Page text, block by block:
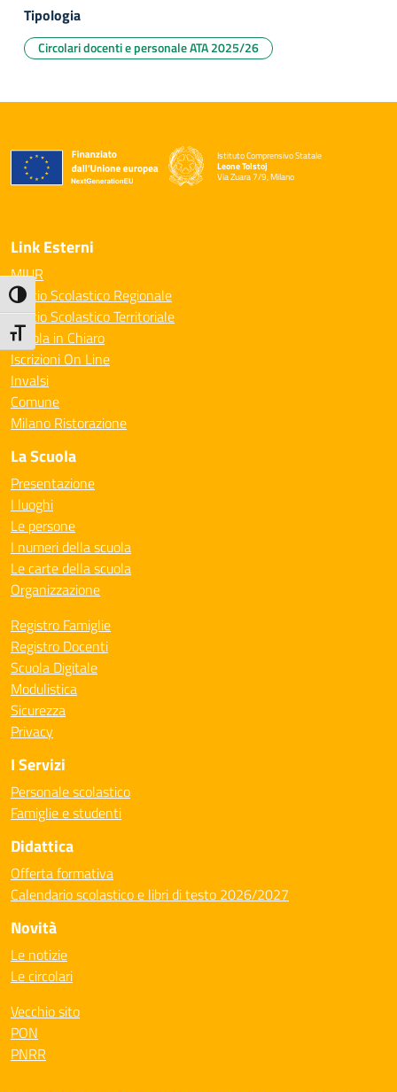
Attiva/disattiva alto contrasto
Attiva/disattiva dimensione testo
Tipologia
Circolari docenti e personale ATA 2025/26
Istituto Comprensivo Statale
Leone Tolstoj
Via Zuara 7/9, Milano
— Visita la pagina iniziale della scuola
Link Esterni
MIUR
Ufficio Scolastico Regionale
Ufficio Scolastico Territoriale
Scuola in Chiaro
Iscrizioni On Line
Invalsi
Comune
Milano Ristorazione
La Scuola
Presentazione
I luoghi
Le persone
I numeri della scuola
Le carte della scuola
Organizzazione
Registro Famiglie
Registro Docenti
Scuola Digitale
Modulistica
Sicurezza
Privacy
I Servizi
Personale scolastico
Famiglie e studenti
Didattica
Offerta formativa
Calendario scolastico e libri di testo 2026/2027
Novità
Le notizie
Le circolari
Vecchio sito
PON
PNRR